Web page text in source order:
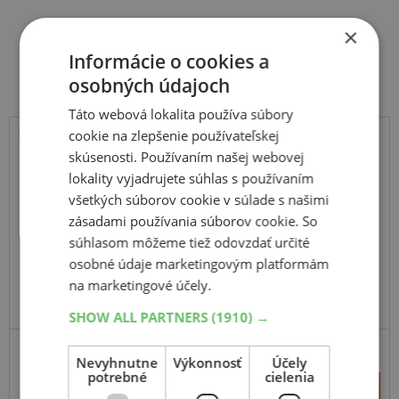
Súvisiace produkty
Sebring
All Season SUV
215 60 R17 100V
+
×
Informácie o cookies a
osobných údajoch
Táto webová lokalita používa súbory
cookie na zlepšenie používateľskej
skúsenosti. Používaním našej webovej
lokality vyjadrujete súhlas s používaním
všetkých súborov cookie v súlade s našimi
zásadami používania súborov cookie. So
súhlasom môžeme tiež odovzdať určité
osobné údaje marketingovým platformám
na marketingové účely.
SHOW ALL PARTNERS(1910) →
Nevyhnutne
potrebné
Výkonnosť
Účely
cielenia